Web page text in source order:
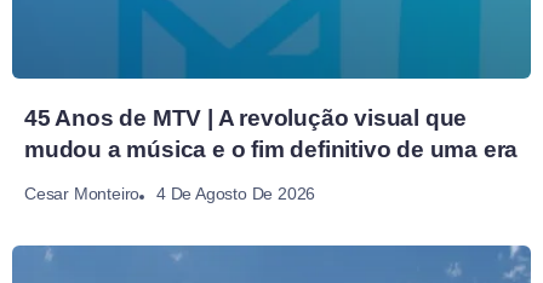
45 Anos de MTV | A revolução visual que
mudou a música e o fim definitivo de uma era
Cesar Monteiro 4 De Agosto De 2026